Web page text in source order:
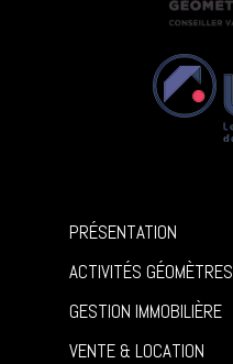
PRÉSENTATION
ACTIVITÉS GÉOMÈTRES
GESTION IMMOBILIÈRE
VENTE & LOCATION